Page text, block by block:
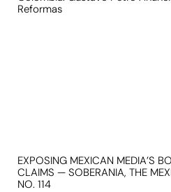
Reformas
EXPOSING MEXICAN MEDIA’S
CLAIMS — SOBERANIA, THE
NO. 114